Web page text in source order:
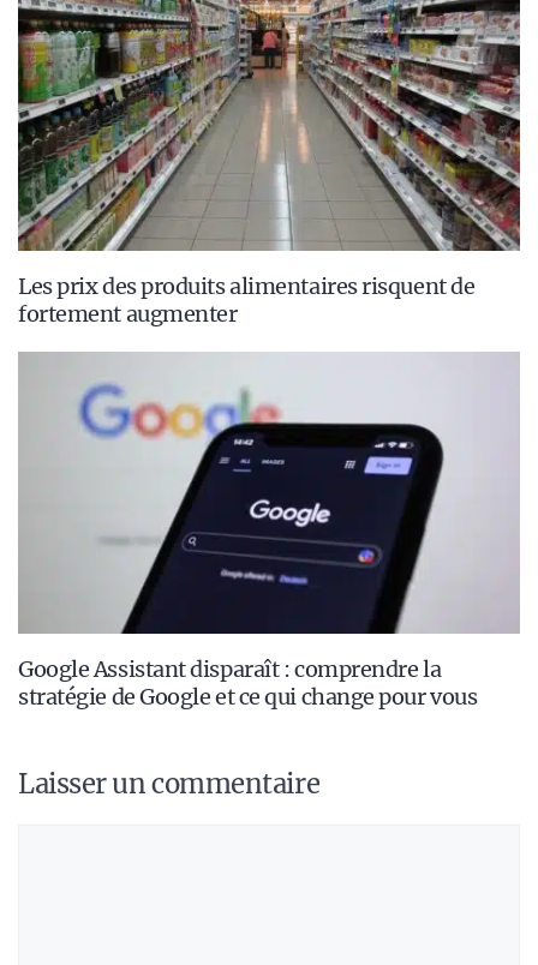
Les prix des produits alimentaires risquent de
fortement augmenter
Google Assistant disparaît : comprendre la
stratégie de Google et ce qui change pour vous
Laisser un commentaire